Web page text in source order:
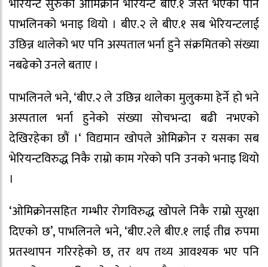
पाभलिनको भनाइ थियो । बीए.२ ले बीए.१ सब भेरियन्टलाई
उछिन्न थालेको भए पनि अस्पताल भर्ना हुने संक्रमितको संख्या
नबढेको उनले बताए ।
पाभलिनले भने, ‘बीए.२ ले उछिन्न थालेका मुलुकमा हेर्ने हो भने
अस्पताल भर्ना हुनेको संख्या सोचभन्दा बढी नभएको
देखिरहेका छौं ।‘ विद्यमान खोपले ओमिक्रोन र यसका सब
भेरियन्टविरुद्ध निकै राम्रो काम गरेको पनि उनको भनाइ थियो
।
‘ओमिक्रोनसहित गम्भीर रोगविरुद्ध खोपले निकै राम्रो सुरक्षा
दिएको छ’, पाभलिनले भने, ‘बीए.२ले बीए.१ लाई तीव्र रुपमा
प्रतस्थापन गरिरहेको छ, तर थप तथ्य आवश्यक भए पनि